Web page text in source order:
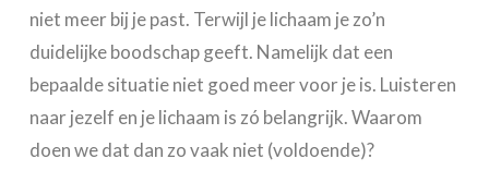
niet meer bij je past. Terwijl je lichaam je zo’n
duidelijke boodschap geeft. Namelijk dat een
bepaalde situatie niet goed meer voor je is. Luisteren
naar jezelf en je lichaam is zó belangrijk. Waarom
doen we dat dan zo vaak niet (voldoende)?